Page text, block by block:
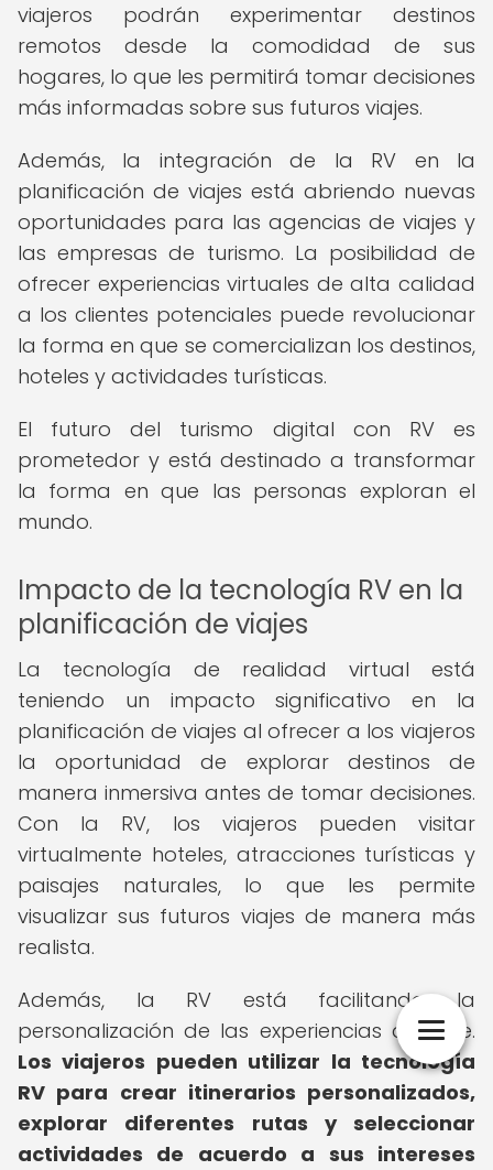
viajeros podrán experimentar destinos
remotos desde la comodidad de sus
hogares, lo que les permitirá tomar decisiones
más informadas sobre sus futuros viajes.
Además, la integración de la RV en la
planificación de viajes está abriendo nuevas
oportunidades para las agencias de viajes y
las empresas de turismo. La posibilidad de
ofrecer experiencias virtuales de alta calidad
a los clientes potenciales puede revolucionar
la forma en que se comercializan los destinos,
hoteles y actividades turísticas.
El futuro del turismo digital con RV es
prometedor y está destinado a transformar
la forma en que las personas exploran el
mundo.
Impacto de la tecnología RV en la
planificación de viajes
La tecnología de realidad virtual está
teniendo un impacto significativo en la
planificación de viajes al ofrecer a los viajeros
la oportunidad de explorar destinos de
manera inmersiva antes de tomar decisiones.
Con la RV, los viajeros pueden visitar
virtualmente hoteles, atracciones turísticas y
paisajes naturales, lo que les permite
visualizar sus futuros viajes de manera más
realista.
Además, la RV está facilitando la
personalización de las experiencias de viaje.
Los viajeros pueden utilizar la tecnología
RV para crear itinerarios personalizados,
explorar diferentes rutas y seleccionar
actividades de acuerdo a sus intereses